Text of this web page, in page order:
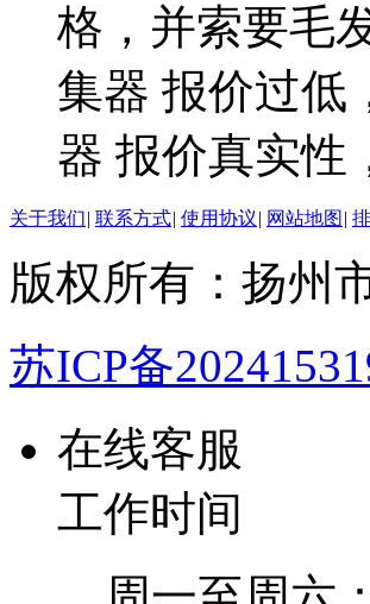
格，并索要毛
集器 报价过低
器 报价真实性
关于我们| 联系方式| 使用协议| 网站地图 |
版权所有：扬州
苏ICP备
在线客服
工作时间